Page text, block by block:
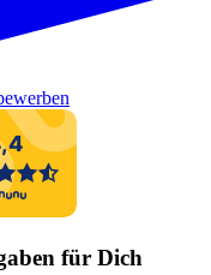
für Dich